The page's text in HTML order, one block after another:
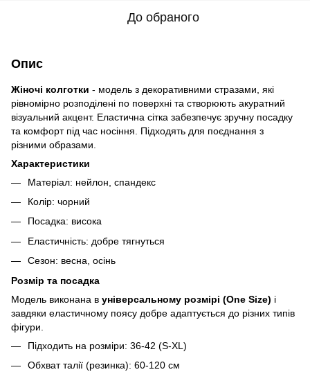
До обраного
Опис
Жіночі колготки - модель з декоративними стразами, які
рівномірно розподілені по поверхні та створюють акуратний
візуальний акцент. Еластична сітка забезпечує зручну посадку
та комфорт під час носіння. Підходять для поєднання з
різними образами.
Характеристики
Матеріал: нейлон, спандекс
Колір: чорний
Посадка: висока
Еластичність: добре тягнуться
Сезон: весна, осінь
Розмір та посадка
Модель виконана в універсальному розмірі (One Size) і
завдяки еластичному поясу добре адаптується до різних типів
фігури.
Підходить на розміри: 36-42 (S-XL)
Обхват талії (резинка): 60-120 см